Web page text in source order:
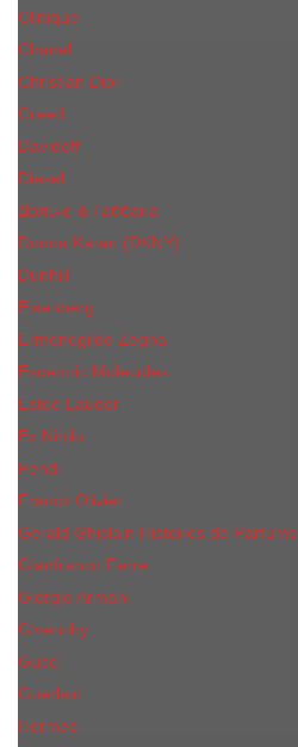
Сliniquе
Chanel
Christian Dior
Creed
Davidoff
Diesel
Дольче & Габбана
Donna Karan (DKNY)
Dunhill
Eisenberg
Ermenegildo Zegna
Escentric Molecules
Еsteе Lаudеr
Ex Nihilo
Fendi
Franck Olivier
Gerald Ghislain Histoires de Parfums
Gianfranco Ferre
Giorgio Armani
Givenchy
Gucci
Guerlain
Hermes